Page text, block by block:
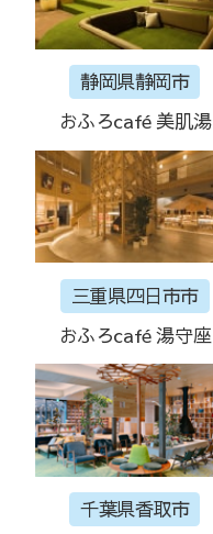
静岡県静岡市
おふろcafé 美肌湯
三重県四日市市
おふろcafé 湯守座
千葉県香取市